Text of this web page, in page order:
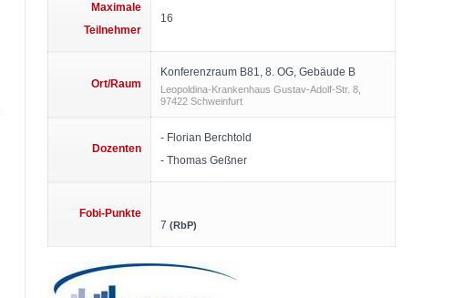
Maximale
Teilnehmer
16
Ort/Raum
Konferenzraum B81, 8. OG, Gebäude B
Leopoldina-Krankenhaus Gustav-Adolf-Str. 8,
97422 Schweinfurt
Dozenten
- Florian Berchtold
- Thomas Geßner
Fobi-Punkte
7(RbP)